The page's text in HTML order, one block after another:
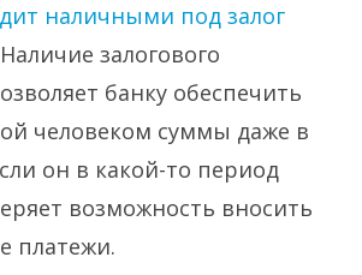
наличными под залог
залогового
банку обеспечить
человеком суммы даже в
он в какой-то период
возможность вносить
платежи.